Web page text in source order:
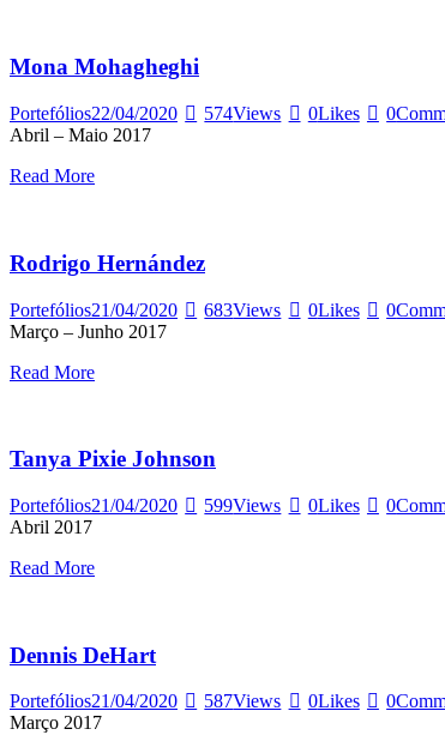
Mona Mohagheghi
Portefólios22/04/2020 574Views 0Likes 0
Abril – Maio 2017
Read More
Rodrigo Hernández
Portefólios21/04/2020 683Views 0Likes 0
Março – Junho 2017
Read More
Tanya Pixie Johnson
Portefólios21/04/2020 599Views 0Likes 0
Abril 2017
Read More
Dennis DeHart
Portefólios21/04/2020 587Views 0Likes 0
Março 2017